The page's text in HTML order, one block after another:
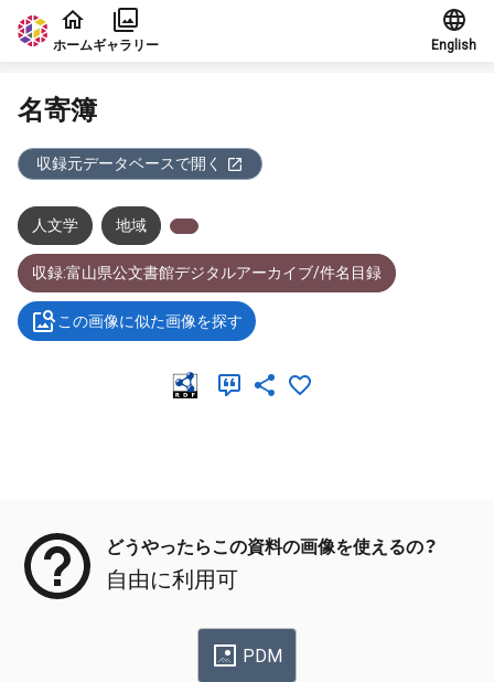
本文に飛ぶ
ホームギャラリー English
名寄簿
収録元データベースで開く
人文学 地域
収録:富山県公文書館デジタルアーカイブ/件名目録
この画像に似た画像を探す
どうやったらこの資料の画像を使えるの？
自由に利用可
PDM